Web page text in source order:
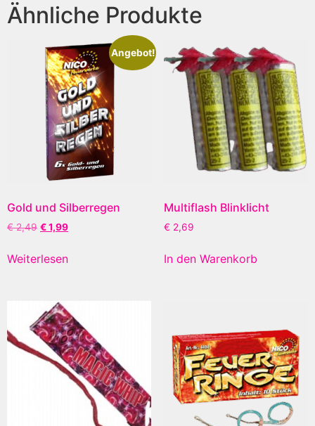
Ähnliche Produkte
Angebot!
Gold und Silberregen
€2,49 €1,99
Weiterlesen
Multiflash Blinklicht
€ 2,69
In den Warenkorb